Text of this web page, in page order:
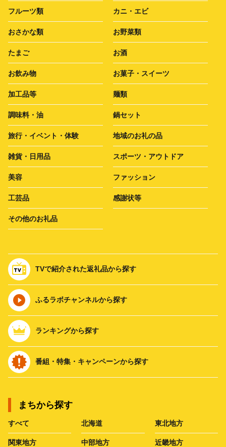
フルーツ類 カニ・エビ
おさかな類 お野菜類
たまご お酒
お飲み物 お菓子・スイーツ
加工品等 麺類
調味料・油 鍋セット
旅行・イベント・体験 地域のお礼の品
雑貨・日用品 スポーツ・アウトドア
美容 ファッション
工芸品 感謝状等
その他のお礼品
TVで紹介された返礼品から探す
ふるラボチャンネルから探す
ランキングから探す
番組・特集・キャンペーンから探す
まちから探す
すべて 北海道 東北地方
関東地方 中部地方 近畿地方